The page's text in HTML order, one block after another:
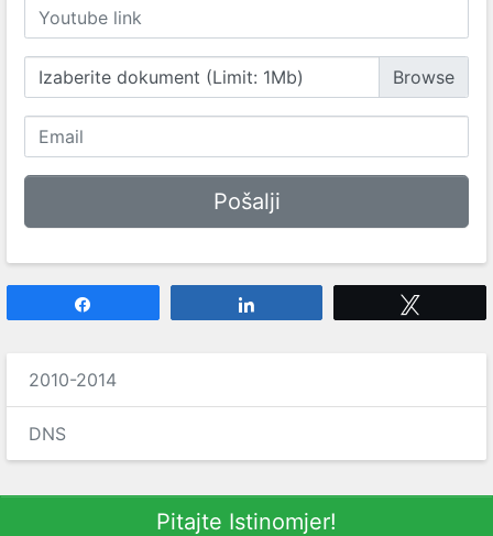
Izaberite dokument (Limit: 1Mb)
2010-2014
DNS
Pitajte Istinomjer!